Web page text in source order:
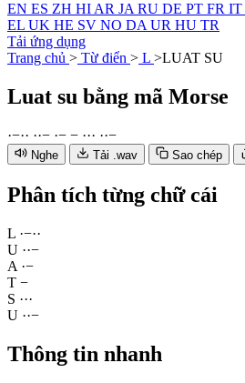
EN ES ZH HI AR JA RU DE PT FR IT
EL UK HE SV NO DA UR HU TR
Tải ứng dụng
Trang chủ > Từ điển > L >LUAT SU
Luat su bằng mã Morse
·−·· ··− ·− − ··· ··−
Nghe Tải .wav Sao chép
Phân tích từng chữ cái
L ·−··
U ··−
A ·−
T −
S ···
U ··−
Thông tin nhanh